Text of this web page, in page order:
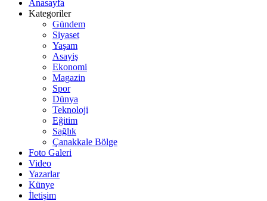
Anasayfa
Kategoriler
Gündem
Siyaset
Yaşam
Asayiş
Ekonomi
Magazin
Spor
Dünya
Teknoloji
Eğitim
Sağlık
Çanakkale Bölge
Foto Galeri
Video
Yazarlar
Künye
İletişim